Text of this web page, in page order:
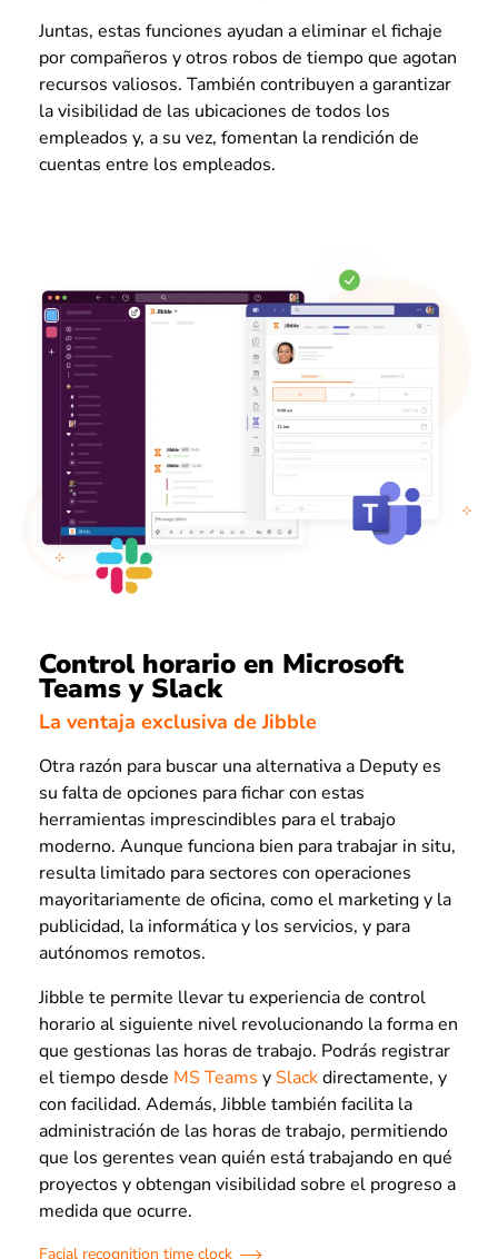
Juntas, estas funciones ayudan a eliminar el fichaje
por compañeros y otros robos de tiempo que agotan
recursos valiosos. También contribuyen a garantizar
la visibilidad de las ubicaciones de todos los
empleados y, a su vez, fomentan la rendición de
cuentas entre los empleados.
Control horario en Microsoft
Teams y Slack
La ventaja exclusiva de Jibble
Otra razón para buscar una alternativa a Deputy es
su falta de opciones para fichar con estas
herramientas imprescindibles para el trabajo
moderno. Aunque funciona bien para trabajar in situ,
resulta limitado para sectores con operaciones
mayoritariamente de oficina, como el marketing y la
publicidad, la informática y los servicios, y para
autónomos remotos.
Jibble te permite llevar tu experiencia de control
horario al siguiente nivel revolucionando la forma en
que gestionas las horas de trabajo. Podrás registrar
el tiempo desde MS Teams y Slackdirectamente, y
con facilidad. Además, Jibble también facilita la
administración de las horas de trabajo, permitiendo
que los gerentes vean quién está trabajando en qué
proyectos y obtengan visibilidad sobre el progreso a
medida que ocurre.
Facial recognition time clock